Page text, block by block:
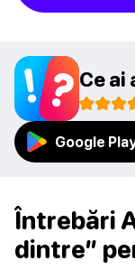
Ce ai
Google
Întrebări
dintre”